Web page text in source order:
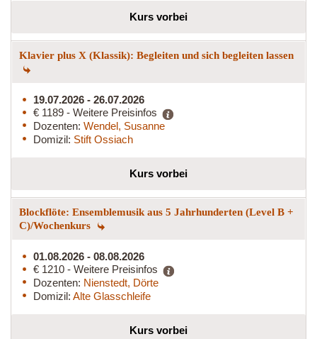
Kurs vorbei
Klavier plus X (Klassik): Begleiten und sich begleiten lassen
19.07.2026 - 26.07.2026
€ 1189 - Weitere Preisinfos
Dozenten: Wendel, Susanne
Domizil: Stift Ossiach
Kurs vorbei
Blockflöte: Ensemblemusik aus 5 Jahrhunderten (Level B +
C)/Wochenkurs
01.08.2026 - 08.08.2026
€ 1210 - Weitere Preisinfos
Dozenten: Nienstedt, Dörte
Domizil: Alte Glasschleife
Kurs vorbei